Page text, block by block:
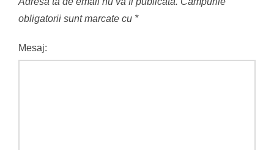
obligatorii sunt marcate cu *
Mesaj: